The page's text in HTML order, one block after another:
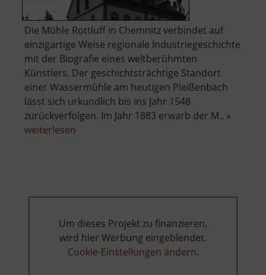
Die Mühle Rottluff in Chemnitz verbindet auf
einzigartige Weise regionale Industriegeschichte
mit der Biografie eines weltberühmten
Künstlers. Der geschichtsträchtige Standort
einer Wassermühle am heutigen Pleißenbach
lässt sich urkundlich bis ins Jahr 1548
zurückverfolgen. Im Jahr 1883 erwarb der M.. »
weiterlesen
Um dieses Projekt zu finanzieren,
wird hier Werbung eingeblendet.
Cookie-Einstellungen ändern.